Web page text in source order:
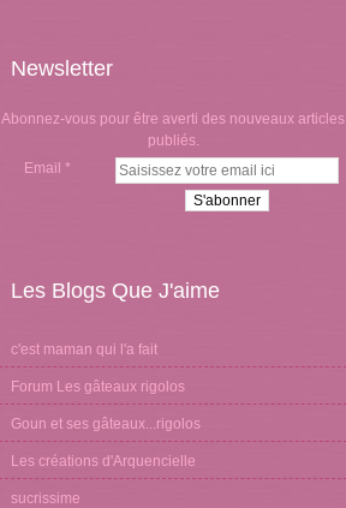
Newsletter
Abonnez-vous pour être averti des nouveaux articles
publiés.
Email
Les Blogs Que J'aime
c'est maman qui l'a fait
Forum Les gâteaux rigolos
Goun et ses gâteaux...rigolos
Les créations d'Arquencielle
sucrissime